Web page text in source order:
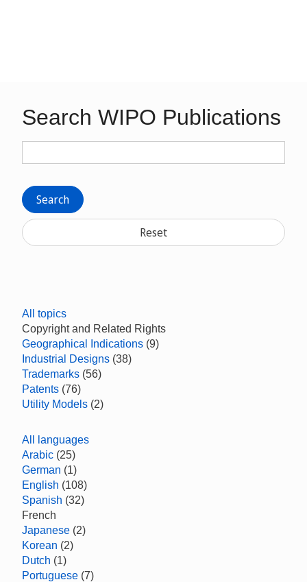
Search WIPO Publications
Search
Reset
All topics
Copyright and Related Rights
Geographical Indications (9)
Industrial Designs (38)
Trademarks (56)
Patents (76)
Utility Models (2)
All languages
Arabic (25)
German (1)
English (108)
Spanish (32)
French
Japanese (2)
Korean (2)
Dutch (1)
Portuguese (7)